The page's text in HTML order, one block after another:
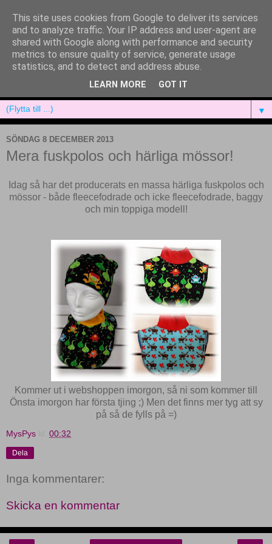
▼
SÖNDAG 8 DECEMBER 2013
Mera fuskpolos och härliga mössor!
Idag så har det producerats en massa härliga fuskpolos och
mössor - både fleecefodrade och icke fleecefodrade, baggy
och min toppiga modell!
Kommer ut i webshoppen imorgon, så ni som kommer till
Önsta imorgon har första tjing ;) Men det finns mer tyg att sy
på så de fylls på =)
MysPys 00:32
Dela
Inga kommentarer:
Skicka en kommentar
This site uses cookies from Google to deliver its services
and to analyze traffic. Your IP address and user-agent are
shared with Google along with performance and security
metrics to ensure quality of service, generate usage
statistics, and to detect and address abuse.
LEARN MORE GOT IT